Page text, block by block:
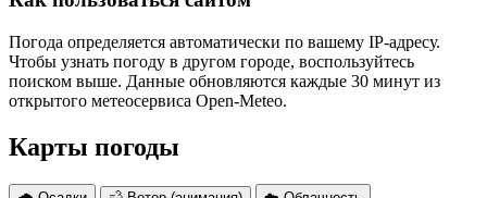
Погода определяется автоматически по вашему IP-адресу.
Чтобы узнать погоду в другом городе, воспользуйтесь
поиском выше. Данные обновляются каждые 30 минут из
открытого метеосервиса Open-Meteo.
Карты погоды